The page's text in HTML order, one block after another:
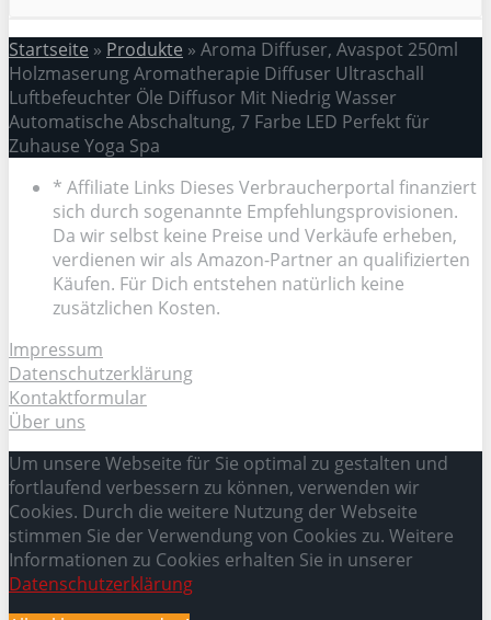
Startseite » Produkte » Aroma Diffuser, Avaspot 250ml
Holzmaserung Aromatherapie Diffuser Ultraschall
Luftbefeuchter Öle Diffusor Mit Niedrig Wasser
Automatische Abschaltung, 7 Farbe LED Perfekt für
Zuhause Yoga Spa
* Affiliate Links Dieses Verbraucherportal finanziert
sich durch sogenannte Empfehlungsprovisionen.
Da wir selbst keine Preise und Verkäufe erheben,
verdienen wir als Amazon-Partner an qualifizierten
Käufen. Für Dich entstehen natürlich keine
zusätzlichen Kosten.
Impressum
Datenschutzerklärung
Kontaktformular
Über uns
Um unsere Webseite für Sie optimal zu gestalten und
fortlaufend verbessern zu können, verwenden wir
Cookies. Durch die weitere Nutzung der Webseite
stimmen Sie der Verwendung von Cookies zu. Weitere
Informationen zu Cookies erhalten Sie in unserer
Datenschutzerklärung